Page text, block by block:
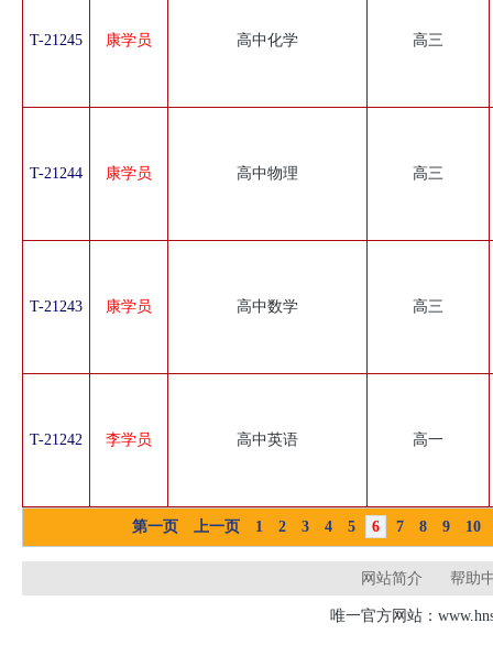
T-21245 康学员 高中化学 高三
T-21244 康学员 高中物理 高三
T-21243 康学员 高中数学 高三
T-21242 李学员 高中英语 高一
第一页 上一页 1 2 3 4 5 6 7 8 9 10
网站简介 帮助
唯一官方网站：